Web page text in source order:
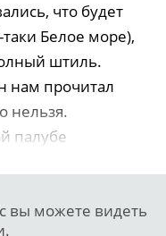
что будет
Белое море),
штиль.
нам прочитал
нельзя.
палубе
вы можете видеть